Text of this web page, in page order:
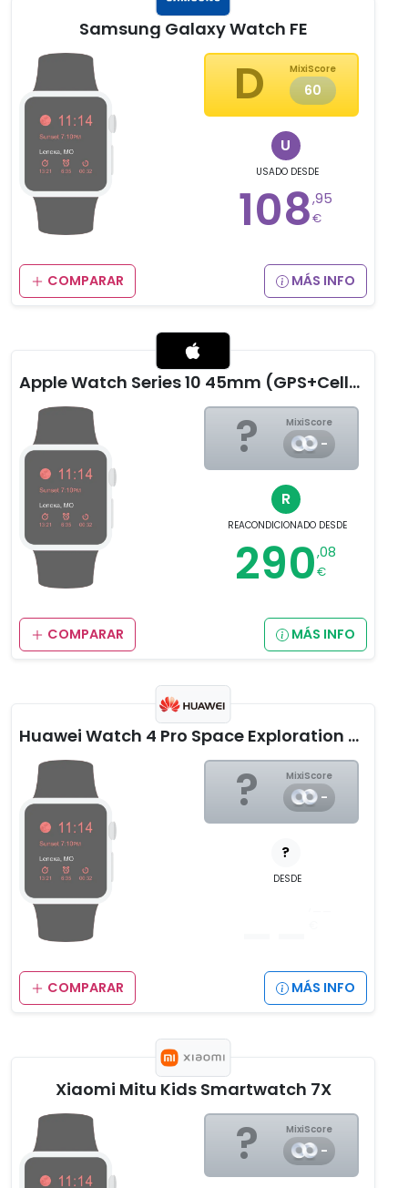
Samsung Galaxy Watch FE
D MixiScore
60
U
USADO DESDE
108,95
€
COMPARAR MÁS INFO
Apple Watch Series 10 45mm (GPS+Cellular)
? MixiScore
-
R
REACONDICIONADO DESDE
290,08
€
COMPARAR MÁS INFO
Huawei Watch 4 Pro Space Exploration Edition
? MixiScore
-
?
DESDE
COMPARAR MÁS INFO
Xiaomi Mitu Kids Smartwatch 7X
? MixiScore
-